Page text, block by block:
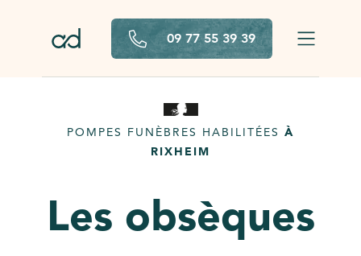
09 77 55 39 39
POMPES FUNÈBRES HABILITÉES À
RIXHEIM
Les obsèques